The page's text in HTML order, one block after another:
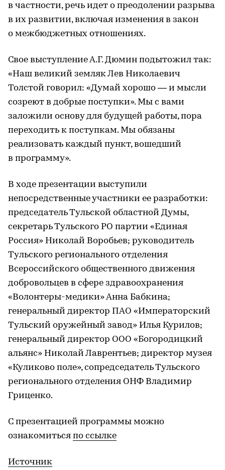
в частности, речь идет о преодолении разрыва
в их развитии, включая изменения в закон
о межбюджетных отношениях.
Свое выступление А.Г. Дюмин подытожил так:
«Наш великий земляк Лев Николаевич
Толстой говорил: «Думай хорошо — и мысли
созреют в добрые поступки». Мы с вами
заложили основу для будущей работы, пора
переходить к поступкам. Мы обязаны
реализовать каждый пункт, вошедший
в программу».
В ходе презентации выступили
непосредственные участники ее разработки:
председатель Тульской областной Думы,
секретарь Тульского РО партии «Единая
Россия» Николай Воробьев; руководитель
Тульского регионального отделения
Всероссийского общественного движения
добровольцев в сфере здравоохранения
«Волонтеры-медики» Анна Бабкина;
генеральный директор ПАО «Императорский
Тульский оружейный завод» Илья Курилов;
генеральный директор ООО «Богородицкий
альянс» Николай Лаврентьев; директор музея
«Куликово поле», сопредседатель Тульского
регионального отделения ОНФ Владимир
Гриценко.
С презентацией программы можно
ознакомиться по ссылке
Источник